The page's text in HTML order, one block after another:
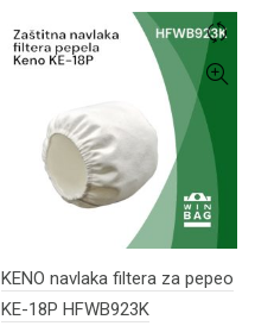
KENO navlaka filtera za pepeo
KE-18P HFWB923K